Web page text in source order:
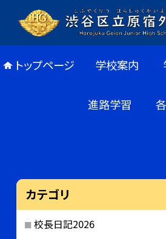
トップページ 学校案内
進路学習
カテゴリ
校長日記2026